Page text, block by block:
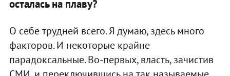
осталась на плаву?
О себе трудней всего. Я думаю, здесь много
факторов. И некоторые крайне
парадоксальные. Во-первых, власть, зачистив